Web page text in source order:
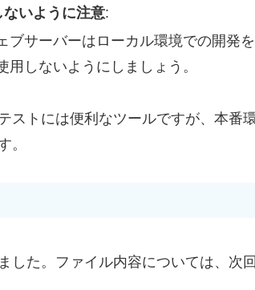
いように注意:
ブサーバーはローカル環境での開発
用しないようにしましょう。
ストには便利なツールですが、本番
。
した。ファイル内容については、次